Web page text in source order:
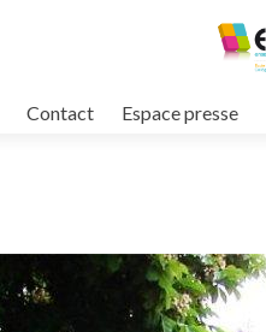
Contact Espace presse